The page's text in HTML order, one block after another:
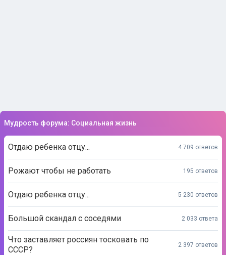
Мудрость форума: Социальная жизнь
Отдаю ребенка отцу... 4 709 ответов
Рожают чтобы не работать 195 ответов
Отдаю ребенка отцу... 5 230 ответов
Большой скандал с соседями 2 033 ответа
Что заставляет россиян тосковать по
СССР?
2 397 ответов